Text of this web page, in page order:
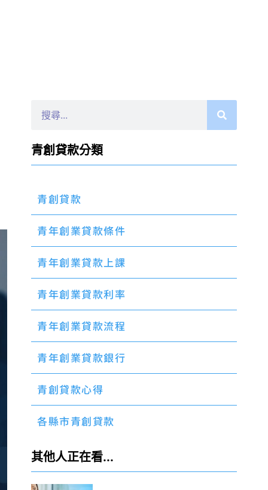
青創貸款分類
青創貸款
青年創業貸款條件
青年創業貸款上課
青年創業貸款利率
青年創業貸款流程
青年創業貸款銀行
青創貸款心得
各縣市青創貸款
其他人正在看...